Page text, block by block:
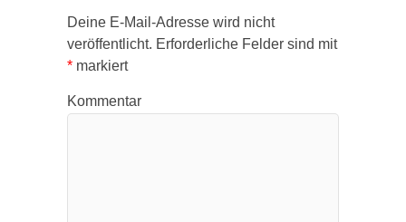
Deine E-Mail-Adresse wird nicht
veröffentlicht. Erforderliche Felder sind mit
* markiert
Kommentar